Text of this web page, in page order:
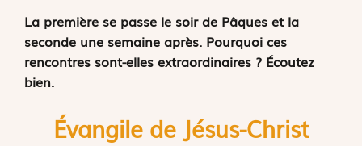
La première se passe le soir de Pâques et la
seconde une semaine après. Pourquoi ces
rencontres sont-elles extraordinaires ? Écoutez
bien.
Évangile de Jésus-Christ